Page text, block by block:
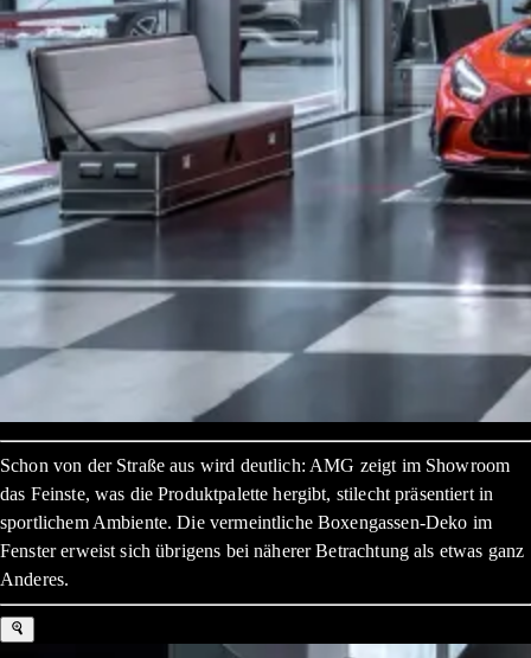
Schon von der Straße aus wird deutlich: AMG zeigt im Showroom
das Feinste, was die Produktpalette hergibt, stilecht präsentiert in
sportlichem Ambiente. Die vermeintliche Boxengassen-Deko im
Fenster erweist sich übrigens bei näherer Betrachtung als etwas ganz
Anderes.